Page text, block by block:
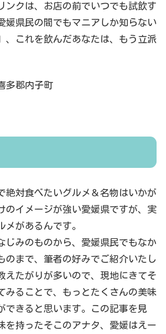
ンクは、お店の前でいつでも試飲す
媛県民の間でもマニアしか知らない
、これを飲んだあなたは、もう立派
多郡内子町
絶対食べたいグルメ＆名物はいかが
のイメージが強い愛媛県ですが、実
メがあるんです。
じみのものから、愛媛県民でもなか
のまで、筆者の好みでご紹介いたし
えたがりが多いので、現地にきてそ
みることで、もっとたくさんの美味
できると思います。この記事を見
を持ったそこのアナタ、愛媛はえー